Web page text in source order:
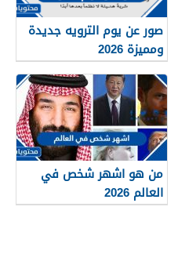
صور عن يوم الترويه جديدة
ومميزة 2026
من هو اشهر شخص في
العالم 2026